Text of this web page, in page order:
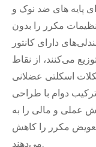
پایه های ضد نوک و
مکرر را بدون
دارای کانتور
می‌کنند، از نقاط
اسکلتی عضلانی
دوام با طراحی
عملی و مالی را به
مکرر را کاهش
می‌دهند.